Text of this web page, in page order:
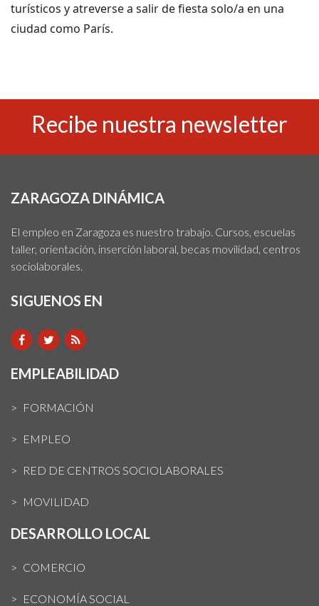
turísticos y atreverse a salir de fiesta solo/a en una
ciudad como París.
Recibe nuestra newsletter
ZARAGOZA DINÁMICA
El empleo en Zaragoza es nuestro trabajo. Cursos, escuelas
taller, orientación, inserción laboral, becas movilidad, centros
sociolaborales.
SIGUENOS EN
EMPLEABILIDAD
FORMACIÓN
EMPLEO
RED DE CENTROS SOCIOLABORALES
MOVILIDAD
DESARROLLO LOCAL
COMERCIO
ECONOMÍA SOCIAL